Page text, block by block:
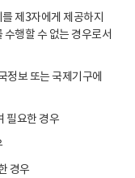
제3자에게 제공하지
행할 수 없는 경우로서
정보 또는 국제기구에
필요한 경우
경우